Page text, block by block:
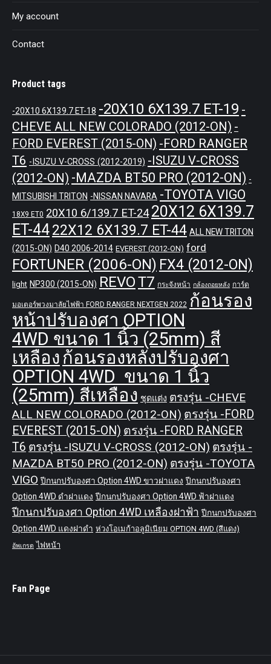
My account
Contact
Product tags
-20X10 6X139.7 ET-18 -20X10 6X139.7 ET-19 -
CHEVE ALL NEW COLORADO (2012-ON) -
FORD EVEREST (2015-ON) -FORD RANGER
T6 -ISUZU V-CROSS (2012-2019) -ISUZU V-CROSS
(2012-ON) -MAZDA BT50 PRO (2012-ON) -
MITSUBISHI TRITON -NISSAN NAVARA -TOYOTA VIGO
18X9 ET0 20X10 6/139.7 ET-24 20X12 6X139.7
ET-4422X12 6X139.7 ET-44 ALL NEW TRITON
(2015-ON) D40 2006-2014 EVEREST (2012-ON) ford
FORTUNER (2006-ON) FX4 (2012-ON)
light NP300 (2015-ON) REVOT7 กระจังหน้า กล้องถอยหลัง การ์ด
มอเตอร์พวงมาลัยไฟฟ้า FORD RANGER NEXTGEN 2022 ก้อนรอง
หน้าปรับองศา OPTION
4WD ขนาด 1 นิ้ว (25mm) สี
เหลือง ก้อนรองหลังปรับองศา
OPTION 4WD ขนาด 1 นิ้ว
(25mm) สีเหลือง ชุดแต่ง ตรงรุ่น -CHEVE
ALL NEW COLORADO (2012-ON) ตรงรุ่น -FORD
EVEREST (2015-ON) ตรงรุ่น -FORD RANGER
T6 ตรงรุ่น -ISUZU V-CROSS (2012-ON) ตรงรุ่น -
MAZDA BT50 PRO (2012-ON) ตรงรุ่น -TOYOTA
VIGO ปีกนกปรับองศา Option 4WD ขาวฝาแดง ปีกนกปรับองศา
Option 4WD ดำฝาแดง ปีกนกปรับองศา Option 4WD ฟ้าฝาแดง
ปีกนกปรับองศา Option 4WD เหลืองฝาฟ้า ปีกนกปรับองศา
Option 4WD แดงฝาดำ ห่วงโอเมก้าอลูมิเนียม OPTION 4WD (สีแดง)
อัพเกรด ไฟหน้า
Fan Page